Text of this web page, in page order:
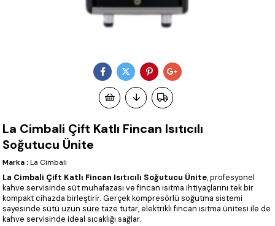
La Cimbali Çift Katlı Fincan Isıtıcılı
Soğutucu Ünite
Marka : La Cimbali
La Cimbali Çift Katlı Fincan Isıtıcılı Soğutucu Ünite, profesyonel
kahve servisinde süt muhafazası ve fincan ısıtma ihtiyaçlarını tek bir
kompakt cihazda birleştirir. Gerçek kompresörlü soğutma sistemi
sayesinde sütü uzun süre taze tutar, elektrikli fincan ısıtma ünitesi ile de
kahve servisinde ideal sıcaklığı sağlar.